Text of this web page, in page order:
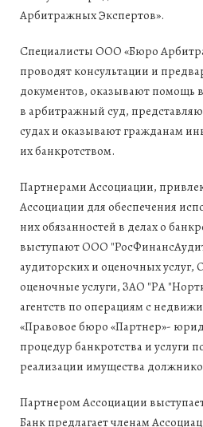
Арбитражных Экспертов».
Специалисты ООО «Бюро
проводят консультации и
документов, оказывают помощь
в арбитражный суд,
судах и оказывают гражданам
их банкротством.
Партнерами Ассоциации,
Ассоциации для обеспечения
них обязанностей в делах о
выступают ООО
аудиторских и оценочных
оценочные услуги, ЗАО "РА
агентств по операциям с
«Правовое бюро «Партнер»-
процедур банкротства и услуги
реализации имущества
Партнером Ассоциации
Банк предлагает членам